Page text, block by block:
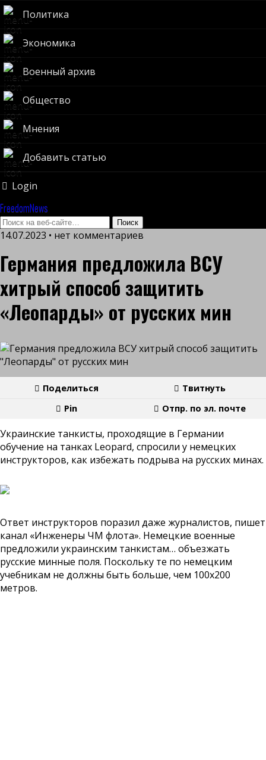
Политика
Экономика
Военный архив
Общество
Мнения
Добавить статью
Login
FreedomNews
14.07.2023 • нет комментариев
Германия предложила ВСУ
хитрый способ защитить
«Леопарды» от русских мин
Поделиться
Твитнуть
Pin
Отпр. по эл. почте
Украинские танкисты, проходящие в Германии
обучение на танках Leopard, спросили у немецких
инструкторов, как избежать подрыва на русских минах.
Ответ инструкторов поразил даже журналистов, пишет
канал «Инженеры ЧМ флота». Немецкие военные
предложили украинским танкистам… объезжать
русские минные поля. Поскольку те по немецким
учебникам не должны быть больше, чем 100х200
метров.